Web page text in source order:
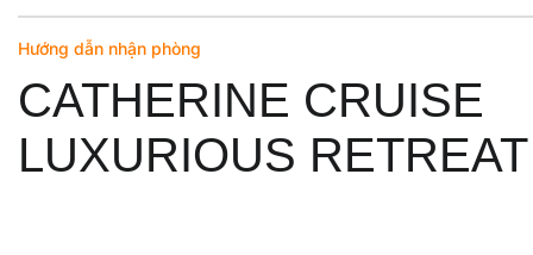
Hướng dẫn nhận phòng
CATHERINE CRUISE
LUXURIOUS RETREAT